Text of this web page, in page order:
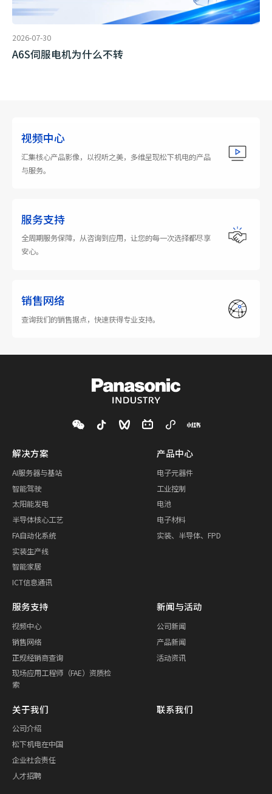
2026-07-30
A6S伺服电机为什么不转
视频中心
汇集核心产品影像，以视听之美，多维呈现松下机电的产品
与服务。
服务支持
全周期服务保障，从咨询到应用，让您的每一次选择都尽享
安心。
销售网络
查询我们的销售据点，快速获得专业支持。
解决方案
AI服务器与基站
智能驾驶
太阳能发电
半导体核心工艺
FA自动化系统
实装生产线
智能家居
ICT信息通讯
产品中心
电子元器件
工业控制
电池
电子材料
实装、半导体、FPD
服务支持
视频中心
销售网络
正规经销商查询
现场应用工程师（FAE）资质检
索
新闻与活动
公司新闻
产品新闻
活动资讯
关于我们
公司介绍
松下机电在中国
企业社会责任
人才招聘
联系我们